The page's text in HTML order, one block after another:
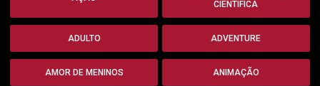
CIENTÍFICA
ADULTO ADVENTURE
AMOR DE MENINOS ANIMAÇÃO